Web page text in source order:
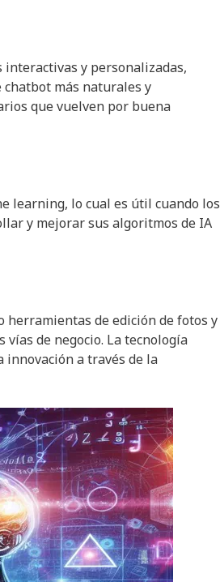
y personalizadas,
más naturales y
que vuelven por buena
learning, lo cual es útil cuando los
y mejorar sus algoritmos de IA
herramientas de edición de fotos y
de negocio. La tecnología
innovación a través de la